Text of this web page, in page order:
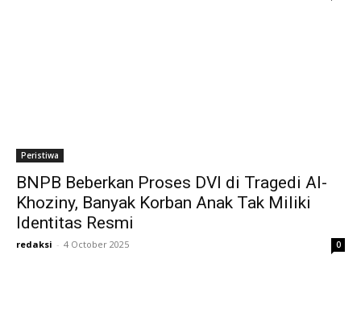
Peristiwa
BNPB Beberkan Proses DVI di Tragedi Al-
Khoziny, Banyak Korban Anak Tak Miliki
Identitas Resmi
redaksi - 4 October 2025 0